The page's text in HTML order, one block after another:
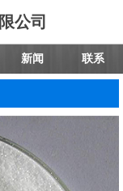
公司
新闻 联系